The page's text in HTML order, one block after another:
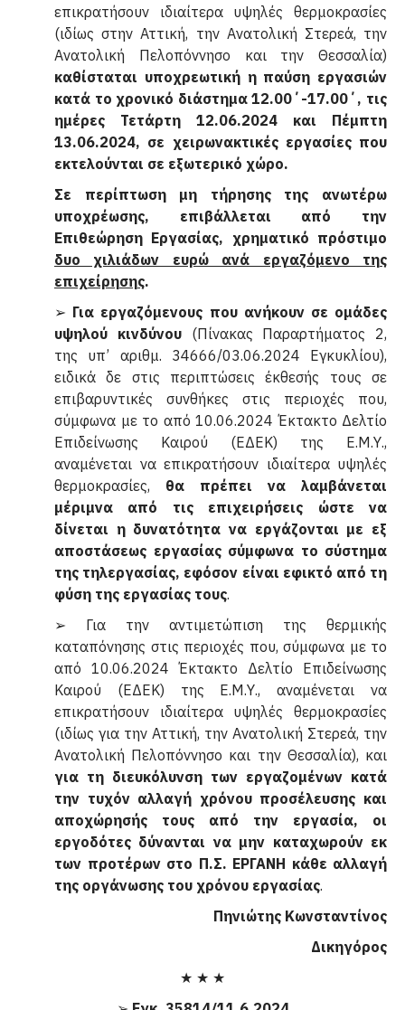
επικρατήσουν ιδιαίτερα υψηλές θερμοκρασίες
(ιδίως στην Αττική, την Ανατολική Στερεά, την
Ανατολική Πελοπόννησο και την Θεσσαλία)
καθίσταται υποχρεωτική η παύση εργασιών
κατά το χρονικό διάστημα 12.00΄-17.00΄, τις
ημέρες Τετάρτη 12.06.2024 και Πέμπτη
13.06.2024, σε χειρωνακτικές εργασίες που
εκτελούνται σε εξωτερικό χώρο.
Σε περίπτωση μη τήρησης της ανωτέρω
υποχρέωσης, επιβάλλεται από την
Επιθεώρηση Εργασίας, χρηματικό πρόστιμο
δυο χιλιάδων ευρώ ανά εργαζόμενο της
επιχείρησης.
➢ Για εργαζόμενους που ανήκουν σε ομάδες
υψηλού κινδύνου(Πίνακας Παραρτήματος 2,
της υπ’ αριθμ. 34666/03.06.2024 Εγκυκλίου),
ειδικά δε στις περιπτώσεις έκθεσής τους σε
επιβαρυντικές συνθήκες στις περιοχές που,
σύμφωνα με το από 10.06.2024 Έκτακτο Δελτίο
Επιδείνωσης Καιρού (ΕΔΕΚ) της Ε.Μ.Υ.,
αναμένεται να επικρατήσουν ιδιαίτερα υψηλές
θερμοκρασίες, θα πρέπει να λαμβάνεται
μέριμνα από τις επιχειρήσεις ώστε να
δίνεται η δυνατότητα να εργάζονται με εξ
αποστάσεως εργασίας σύμφωνα το σύστημα
της τηλεργασίας, εφόσον είναι εφικτό από τη
φύση της εργασίας τους.
➢ Για την αντιμετώπιση της θερμικής
καταπόνησης στις περιοχές που, σύμφωνα με το
από 10.06.2024 Έκτακτο Δελτίο Επιδείνωσης
Καιρού (ΕΔΕΚ) της Ε.Μ.Υ., αναμένεται να
επικρατήσουν ιδιαίτερα υψηλές θερμοκρασίες
(ιδίως για την Αττική, την Ανατολική Στερεά, την
Ανατολική Πελοπόννησο και την Θεσσαλία), και
για τη διευκόλυνση των εργαζομένων κατά
την τυχόν αλλαγή χρόνου προσέλευσης και
αποχώρησής τους από την εργασία, οι
εργοδότες δύνανται να μην καταχωρούν εκ
των προτέρων στο Π.Σ. ΕΡΓΑΝΗ κάθε αλλαγή
της οργάνωσης του χρόνου εργασίας.
Πηνιώτης Κωνσταντίνος
Δικηγόρος
★ ★ ★